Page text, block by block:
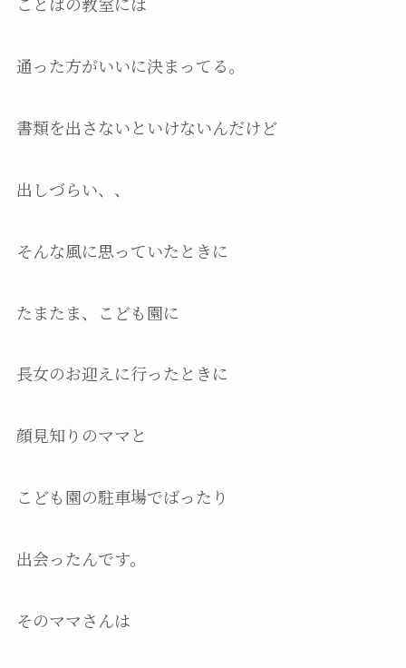
通った方がいいに決まってる。
書類を出さないといけないんだけど
出しづらい、、
そんな風に思っていたときに
たまたま、こども園に
長女のお迎えに行ったときに
顔見知りのママと
こども園の駐車場でばったり
出会ったんです。
そのママさんは